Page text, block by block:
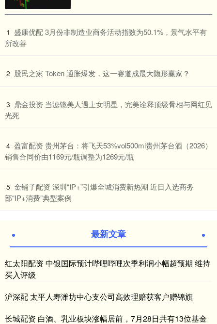
1 ​盛康优配 3月份非制造业商务活动指数为50.1%，景气水平有
所改善
2 ​股民之家 Token 通胀爆发，这一赛道成最大隐形赢家？
3 ​鼎金投资 当滤镜美人遇上女明星，完美诠释顶级骨相与网红见
光死
4 ​盈富配资 贵州茅台：将飞天53%vol500ml贵州茅台酒（2026）
销售合同价由1169元/瓶调整为1269元/瓶
5 ​金铺子配资 深圳“IP+”引爆全城消费新热潮 近日入选商务
部“IP+消费”典型案例
最新文章
红太阳配资 中银国际预计哔哩哔哩次季利润小幅超预期 维持
买入评级
沪深配 太平人寿潍坊中心支公司高效理赔获客户赠锦旗
长城配资 白酒、乳业板块涨幅居前，7月28日共有13位基金